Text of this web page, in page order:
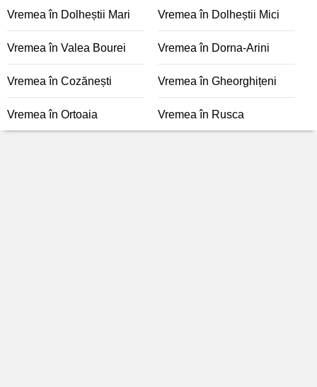
Vremea în Dolheștii Mari Vremea în Dolheștii Mici
Vremea în Valea Bourei Vremea în Dorna-Arini
Vremea în Cozănești Vremea în Gheorghițeni
Vremea în Ortoaia Vremea în Rusca